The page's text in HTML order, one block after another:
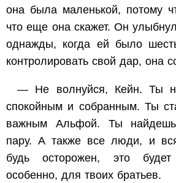
она была маленькой, потому
что еще она скажет. Он
однажды, когда ей было
контролировать свой дар, она
— Не волнуйся, Кейн. Ты
спокойным и собранным. Ты
важным Альфой. Ты
пару. А также все люди, и
будь осторожен, это будет
особенно, для твоих братьев.